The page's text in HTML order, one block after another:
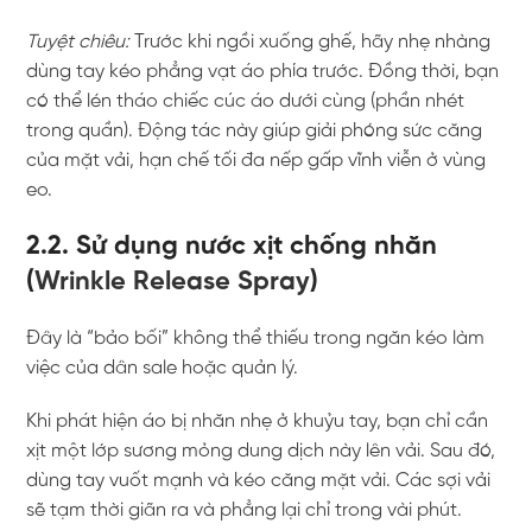
Tuyệt chiêu:Trước khi ngồi xuống ghế, hãy nhẹ nhàng
dùng tay kéo phẳng vạt áo phía trước. Đồng thời, bạn
có thể lén tháo chiếc cúc áo dưới cùng (phần nhét
trong quần). Động tác này giúp giải phóng sức căng
của mặt vải, hạn chế tối đa nếp gấp vĩnh viễn ở vùng
eo.
2.2. Sử dụng nước xịt chống nhăn
(Wrinkle Release Spray)
Đây là “bảo bối” không thể thiếu trong ngăn kéo làm
việc của dân sale hoặc quản lý.
Khi phát hiện áo bị nhăn nhẹ ở khuỷu tay, bạn chỉ cần
xịt một lớp sương mỏng dung dịch này lên vải. Sau đó,
dùng tay vuốt mạnh và kéo căng mặt vải. Các sợi vải
sẽ tạm thời giãn ra và phẳng lại chỉ trong vài phút.